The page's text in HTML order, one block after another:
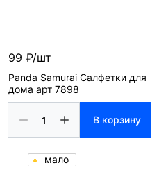
99 ₽/шт
Panda Samurai Салфетки для
дома арт 7898
В корзину
мало